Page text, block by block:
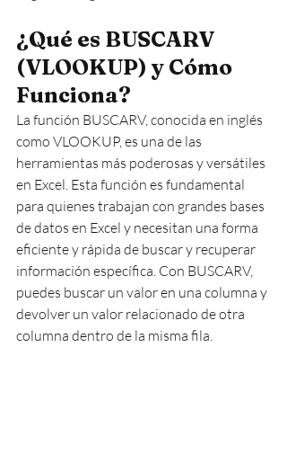
¿Qué es BUSCARV
(VLOOKUP) y Cómo
Funciona?
La función BUSCARV, conocida en inglés
como VLOOKUP, es una de las
herramientas más poderosas y versátiles
en Excel. Esta función es fundamental
para quienes trabajan con grandes bases
de datos en Excel y necesitan una forma
eficiente y rápida de buscar y recuperar
información específica. Con BUSCARV,
puedes buscar un valor en una columna y
devolver un valor relacionado de otra
columna dentro de la misma fila.